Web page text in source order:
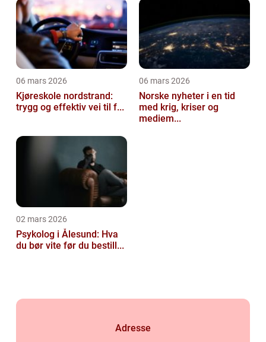
06 mars 2026
Kjøreskole nordstrand:
trygg og effektiv vei til f...
06 mars 2026
Norske nyheter i en tid
med krig, kriser og
mediem...
02 mars 2026
Psykolog i Ålesund: Hva
du bør vite før du bestill...
Adresse